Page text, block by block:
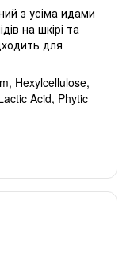
з усіма идами
на шкірі та
для
Hexylcellulose,
Acid, Phytic